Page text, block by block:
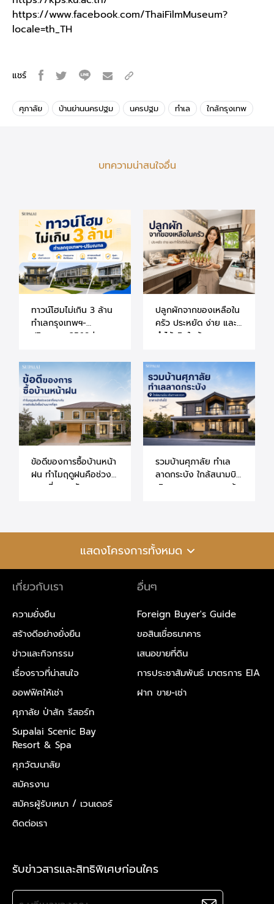
https://www.facebook.com/ThaiFilmMuseum?
locale=th_TH
แชร์
ศุภาลัย บ้านย่านนครปฐม นครปฐม ทำเล ใกล้กรุงเทพ
บทความน่าสนใจอื่น
ทาวน์โฮมไม่เกิน 3 ล้าน
ทำเลกรุงเทพฯ-
ปริมณฑล 2569 |
ปลูกผักจากของเหลือใน
ครัว ประหยัด ง่าย และ
ทำได้จริงในบ้าน
ข้อดีของการซื้อบ้านหน้า
ฝน ทำไมฤดูฝนคือช่วง
เวลาที่เหมาะกับการ
รวมบ้านศุภาลัย ทำเล
ลาดกระบัง ใกล้สนามบิน
เดินทางสะดวก ราคาเข้า
แสดงโครงการทั้งหมด
เกี่ยวกับเรา
ความยั่งยืน
สร้างดีอย่างยั่งยืน
ข่าวและกิจกรรม
เรื่องราวที่น่าสนใจ
ออฟฟิศให้เช่า
ศุภาลัย ป่าสัก รีสอร์ท
Supalai Scenic Bay
Resort & Spa
ศุภวัฒนาลัย
สมัครงาน
สมัครผู้รับเหมา / เวนเดอร์
ติดต่อเรา
อื่นๆ
Foreign Buyer's Guide
ขอสินเชื่อธนาคาร
เสนอขายที่ดิน
การประชาสัมพันธ์ มาตรการ EIA
ฝาก ขาย-เช่า
รับข่าวสารและสิทธิพิเศษก่อนใคร